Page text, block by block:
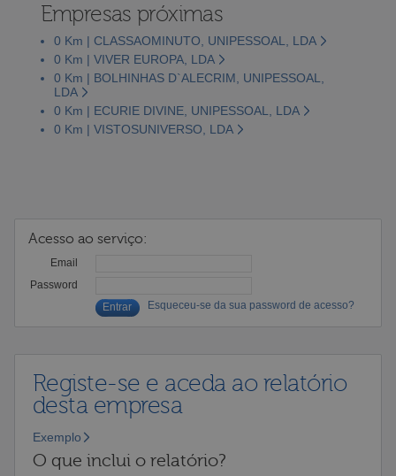
Empresas próximas
0 Km | CLASSAOMINUTO, UNIPESSOAL, LDA
0 Km | VIVER EUROPA, LDA
0 Km | BOLHINHAS D`ALECRIM, UNIPESSOAL,
LDA
0 Km | ECURIE DIVINE, UNIPESSOAL, LDA
0 Km | VISTOSUNIVERSO, LDA
Acesso ao serviço:
Email
Password
Esqueceu-se da sua password de acesso?
Registe-se e aceda ao relatório
desta empresa
Exemplo
O que inclui o relatório?